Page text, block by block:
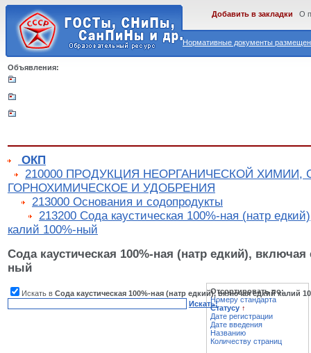
Нормативные документы
Добавить в закладки О
Объявления:
ОКП
210000 ПРОДУКЦИЯ НЕОРГАНИЧЕСКОЙ ХИМИИ,
ГОРНОХИМИЧЕСКОЕ И УДОБРЕНИЯ
213000 Основания и содопродукты
213200 Сода каустическая 100%-ная (натр
калий 100%-ный
Сода каустическая 100%-ная (натр едкий), включая
ный
Искать в Сода каустическая 100%-ная (натр едкий), включая едкий калий
Искать!
Отсортировать по:
Номеру стандарта
Статусу ↑
Дате регистрации
Дате введения
Названию
Количеству страниц